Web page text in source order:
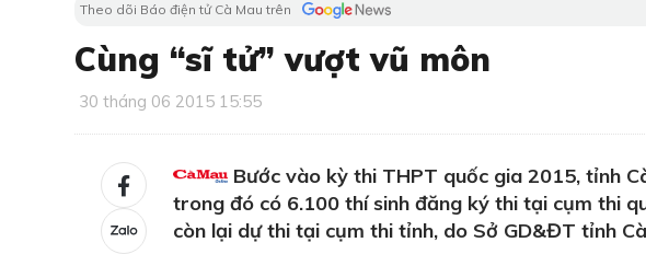
Theo dõi Báo điện tử Cà Mau trên
Cùng “sĩ tử” vượt vũ môn
30 tháng 06 2015 15:55
Bước vào kỳ thi THPT quốc gia 2015, tỉnh
trong đó có 6.100 thí sinh đăng ký thi tại cụm thi
còn lại dự thi tại cụm thi tỉnh, do Sở GD&ĐT tỉnh